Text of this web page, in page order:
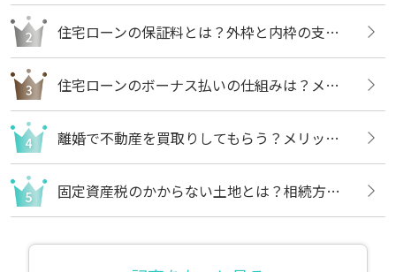
住宅ローンの保証料とは？外枠と内枠の支払い方法や違いについても解説
住宅ローンのボーナス払いの仕組みは？メリットや注意点についても解説
離婚で不動産を買取りしてもらう？メリットや売却の流れについても解説
固定資産税のかからない土地とは？相続方法や不要な場合の処分方法も解説